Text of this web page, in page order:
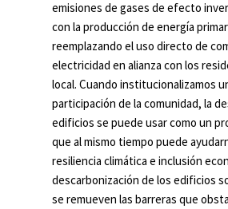
emisiones de gases de efecto
con la producción de energía
reemplazando el uso directo de
electricidad en alianza con los
local. Cuando institucionalizamos
participación de la comunidad, la
edificios se puede usar como un
que al mismo tiempo puede
resiliencia climática e inclusión
descarbonización de los edificios
se remueven las barreras que